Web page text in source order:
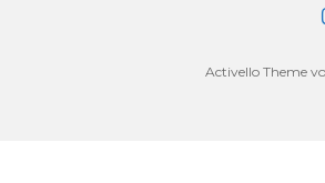
Activello Theme